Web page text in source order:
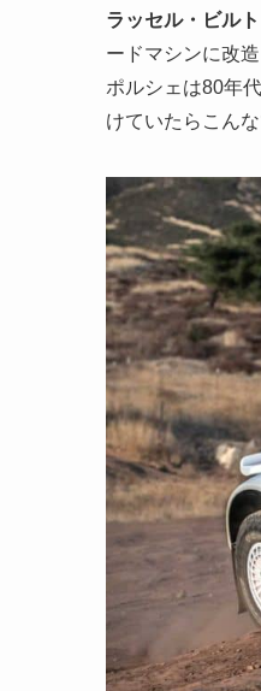
ラッセル・ビル
ードマシンに改造
ポルシェは80年
けていたらこん